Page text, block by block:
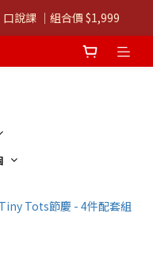
說課 ｜組合價 $1,999
說課 ｜組合價 $1,999